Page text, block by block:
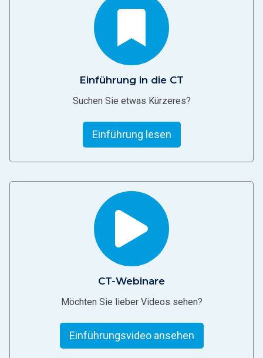
Einführung in die CT
Suchen Sie etwas Kürzeres?
Einführung lesen
CT-Webinare
Möchten Sie lieber Videos sehen?
Einführungsvideo ansehen